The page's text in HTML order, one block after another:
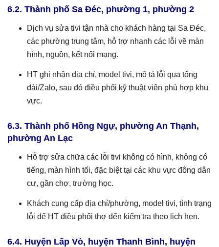
6.2. Thành phố Sa Đéc, phường 1, phường 2
Dịch vụ sửa tivi tận nhà cho khách hàng tại Sa Đéc,
các phường trung tâm, hỗ trợ nhanh các lỗi về màn
hình, nguồn, kết nối mạng.
HT ghi nhận địa chỉ, model tivi, mô tả lỗi qua tổng
đài/Zalo, sau đó điều phối kỹ thuật viên phù hợp khu
vực.
6.3. Thành phố Hồng Ngự, phường An Thạnh,
phường An Lạc
Hỗ trợ sửa chữa các lỗi tivi không có hình, không có
tiếng, màn hình tối, đặc biệt tại các khu vực đông dân
cư, gần chợ, trường học.
Khách cung cấp địa chỉ/phường, model tivi, tình trạng
lỗi để HT điều phối thợ đến kiểm tra theo lịch hẹn.
6.4. Huyện Lấp Vò, huyện Thanh Bình, huyện